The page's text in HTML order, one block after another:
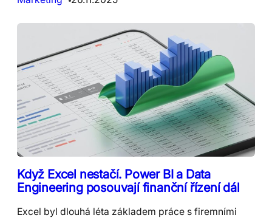
Když Excel nestačí. Power BI a Data
Engineering posouvají finanční řízení dál
Excel byl dlouhá léta základem práce s firemními